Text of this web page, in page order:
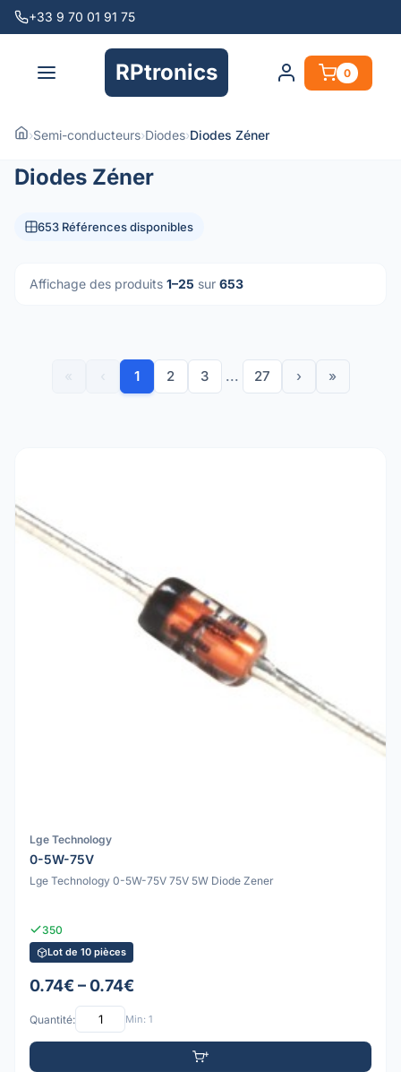
+33 9 70 01 91 75
RPtronics 0
›Semi-conducteurs›Diodes›Diodes Zéner
Diodes Zéner
653 Références disponibles
Affichage des produits 1–25 sur 653
1 2 3 ... 27 › »
Lge Technology
0-5W-75V
Lge Technology 0-5W-75V 75V 5W Diode Zener
350
Lot de 10 pièces
0.74€ – 0.74€
Quantité: Min: 1